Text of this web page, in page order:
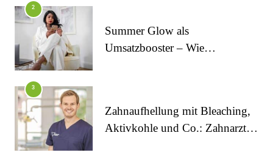
2
Summer Glow als
Umsatzbooster – Wie
3
Zahnaufhellung mit Bleaching,
Aktivkohle und Co.: Zahnarzt
Die perfekten Liegestütze
FITNESS